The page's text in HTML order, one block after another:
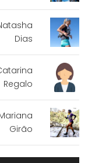
Dias
Regalo
Girão